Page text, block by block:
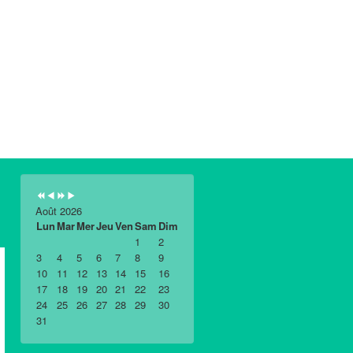
Août 2026
LunMarMerJeuVenSam Dim
1
2
3
4 5 6 7 8
9
10
11 12 13 14 15
16
17
18 19 20 21 22
23
24
25 26 27 28 29
30
31